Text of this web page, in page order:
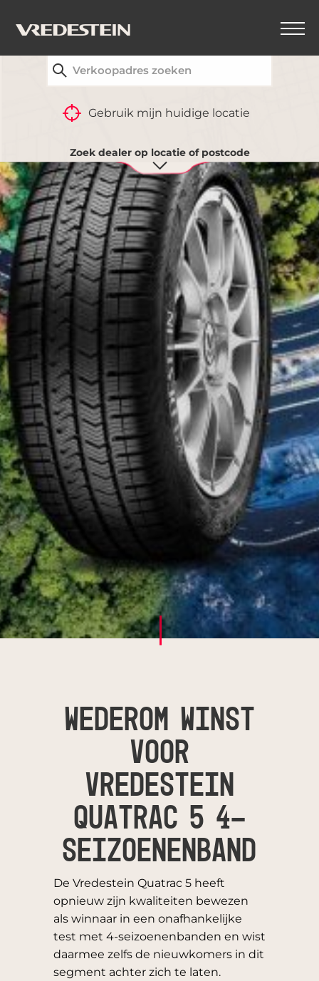
Gebruik mijn huidige locatie
Zoek dealer op locatie of postcode
WEDEROM WINST
VOOR
VREDESTEIN
QUATRAC 5 4-
SEIZOENENBAND
De Vredestein Quatrac 5 heeft
opnieuw zijn kwaliteiten bewezen
als winnaar in een onafhankelijke
test met 4-seizoenenbanden en wist
daarmee zelfs de nieuwkomers in dit
segment achter zich te laten.